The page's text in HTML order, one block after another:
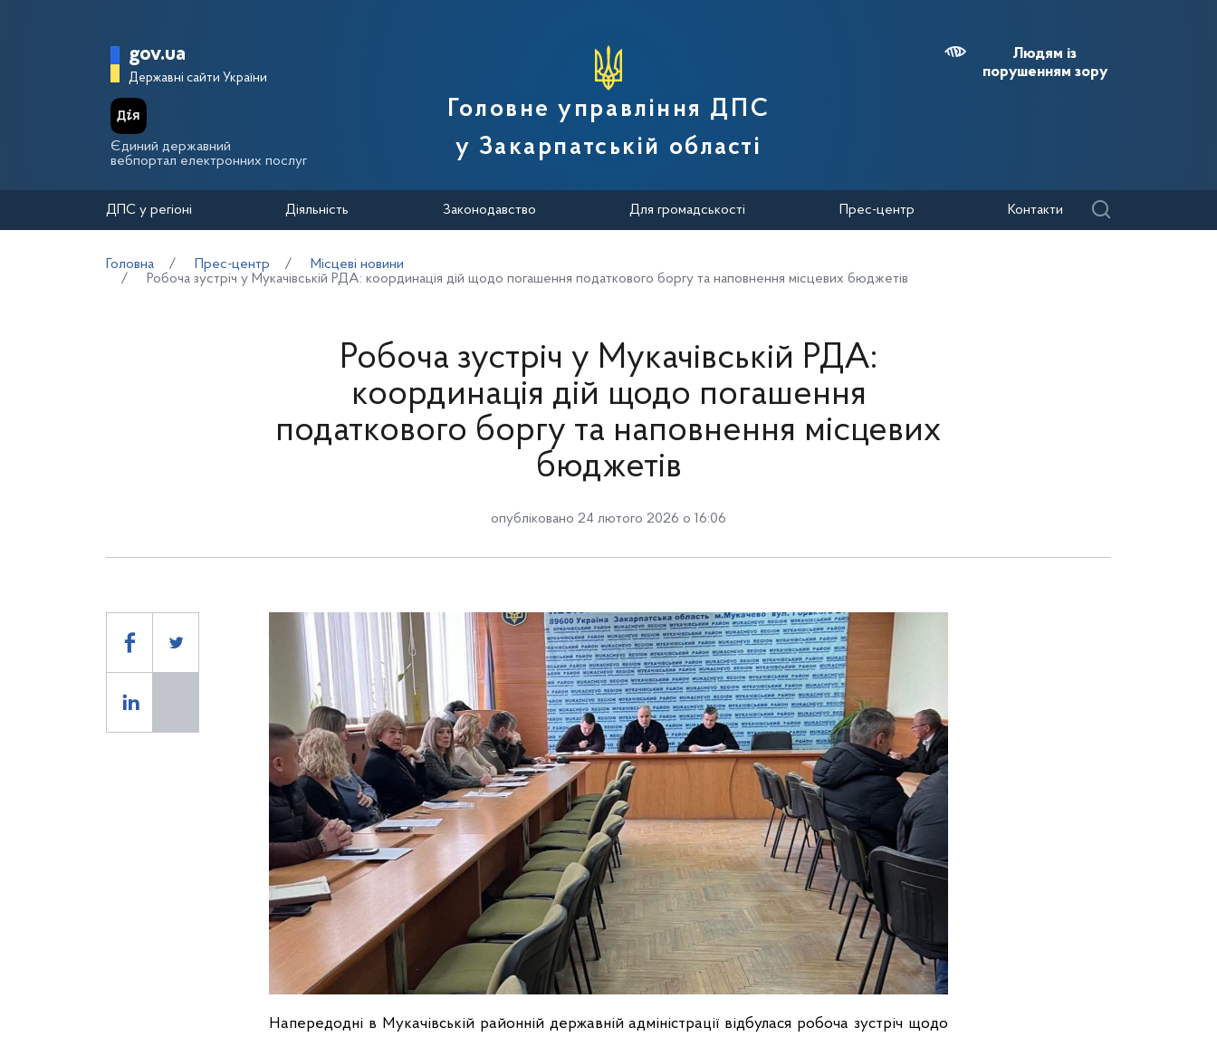
Головна сторінка Державної податкової служби України
gov.ua
Державні сайти України
Єдиний державний
вебпортал електронних послуг
Головне управління ДПС
у Закарпатській області
Людям із
порушенням зору
ДПС у регіоні Діяльність Законодавство Для громадськості Прес-центр Контакти
Головна Прес-центр
Місцеві новини
Робоча зустріч у Мукачівській РДА: координація дій щодо погашення податкового боргу та наповнення місцевих бюджетів
Робоча зустріч у Мукачівській РДА:
координація дій щодо погашення
податкового боргу та наповнення місцевих
бюджетів
опубліковано 24 лютого 2026 о 16:06
Напередодні в Мукачівській районній державній адміністрації відбулася робоча зустріч щодо